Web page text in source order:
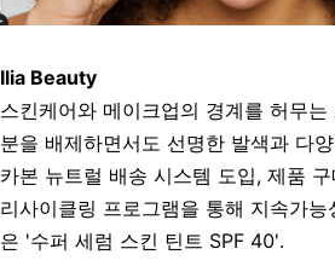
Ilia Beauty
스킨케어와 메이크업의 경계를 허무는
분을 배제하면서도 선명한 발색과 다
카본 뉴트럴 배송 시스템 도입, 제품
리사이클링 프로그램을 통해 지속가
은 '수퍼 세럼 스킨 틴트 SPF 40'.